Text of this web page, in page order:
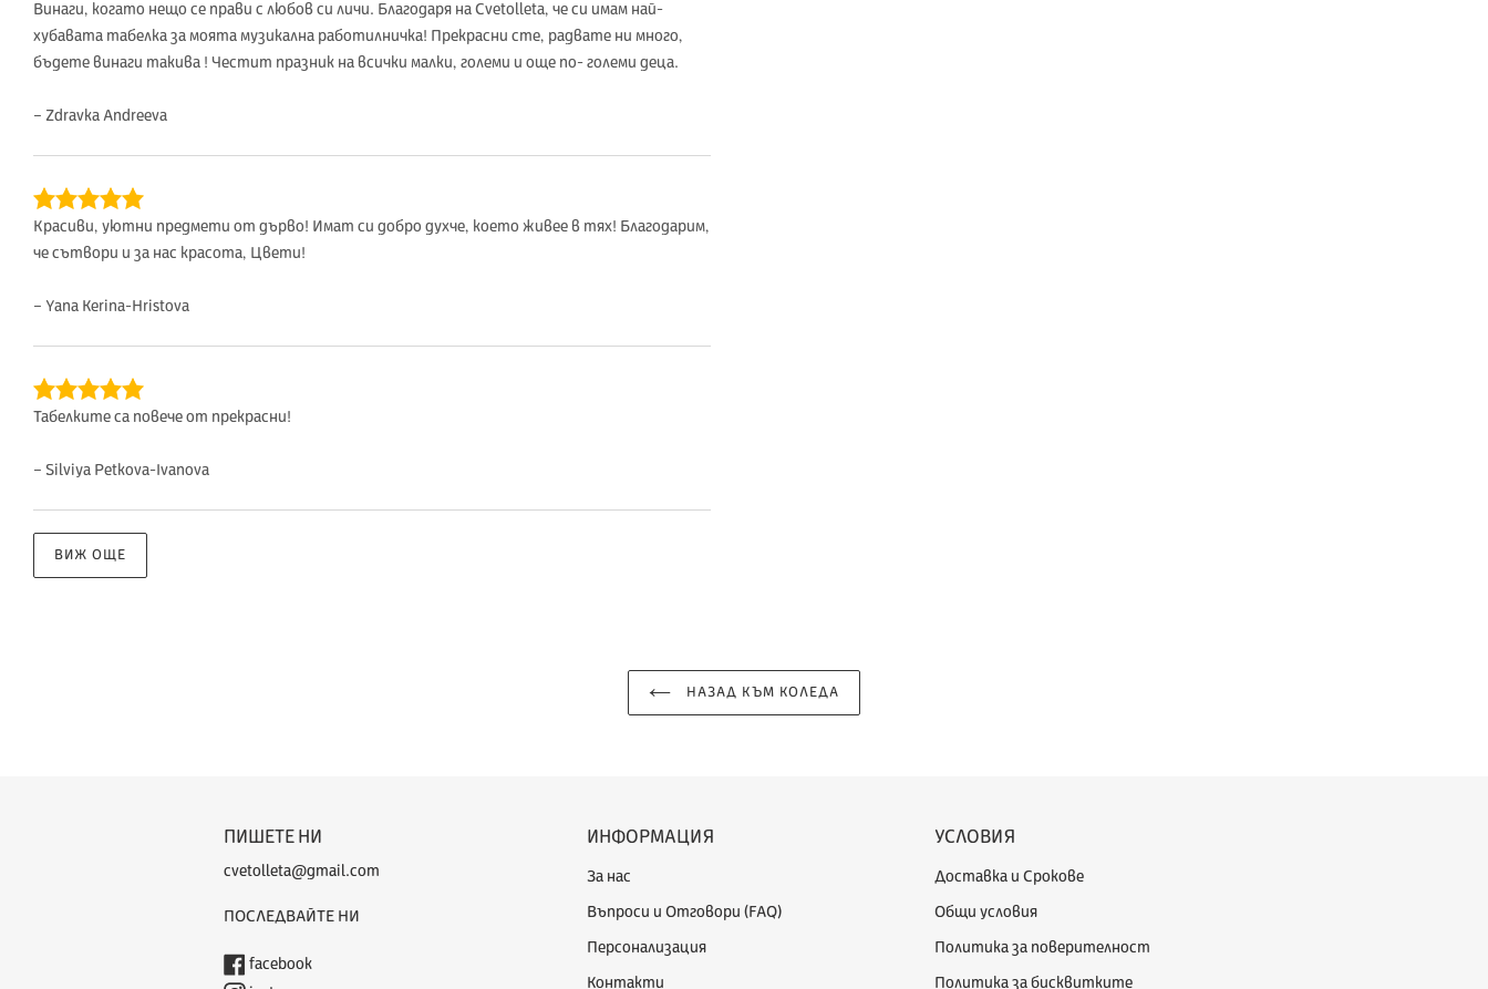
Винаги, когато нещо се прави с любов си личи. Благодаря на Cvetolleta, че си имам най-
хубавата табелка за моята музикална работилничка! Прекрасни сте, радвате ни много,
бъдете винаги такива ! Честит празник на всички малки, големи и още по- големи деца.
– Zdravka Andreeva
Красиви, уютни предмети от дърво! Имат си добро духче, което живее в тях! Благодарим,
че сътвори и за нас красота, Цвети!
– Yana Kerina-Hristova
Табелките са повече от прекрасни!
– Silviya Petkova-Ivanova
ВИЖ ОЩЕ
НАЗАД КЪМ КОЛЕДА
ПИШЕТЕ НИ
cvetolleta@gmail.com
ПОСЛЕДВАЙТЕ НИ
facebook
ИНФОРМАЦИЯ
За нас
Въпроси и Отговори (FAQ)
Персонализация
Контакти
УСЛОВИЯ
Доставка и Срокове
Общи условия
Политика за поверителност
Политика за бисквитките